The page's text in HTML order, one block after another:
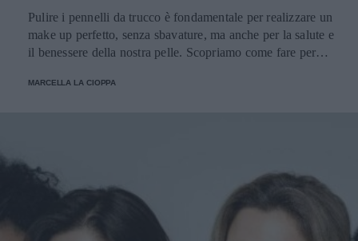
Pulire i pennelli da trucco è fondamentale per realizzare un
make up perfetto, senza sbavature, ma anche per la salute e
il benessere della nostra pelle. Scopriamo come fare per
MARCELLA LA CIOPPA